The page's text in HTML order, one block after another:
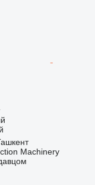
Machinery